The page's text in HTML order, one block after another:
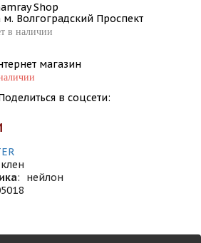
Shop
м. Волгоградский Проспект
в наличии
магазин
в соцсети:
клен
:
нейлон